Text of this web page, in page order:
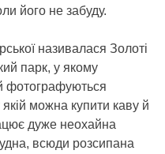
його не забуду.
називалася Золоті
парк, у якому
фотографуються
можна купити каву й
дуже неохайна
всюди розсипана